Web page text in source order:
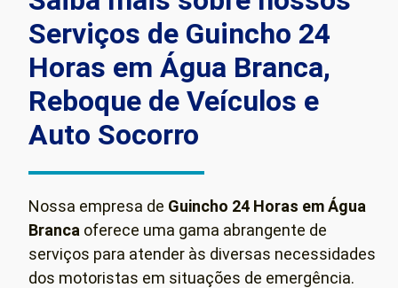
Serviços de Guincho 24
Horas em Água Branca,
Reboque de Veículos e
Auto Socorro
Nossa empresa de Guincho 24 Horas em Água
Branca oferece uma gama abrangente de
serviços para atender às diversas necessidades
dos motoristas em situações de emergência.